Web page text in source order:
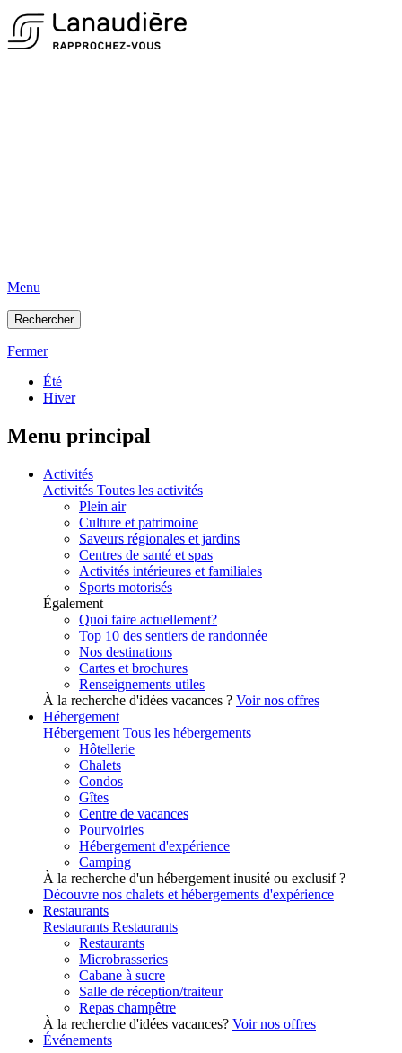
Menu
Rechercher
Fermer
Été
Hiver
Menu principal
Activités
Activités Toutes les activités
Plein air
Culture et patrimoine
Saveurs régionales et jardins
Centres de santé et spas
Activités intérieures et familiales
Sports motorisés
Également
Quoi faire actuellement?
Top 10 des sentiers de randonnée
Nos destinations
Cartes et brochures
Renseignements utiles
À la recherche d'idées vacances ? Voir nos offres
Hébergement
Hébergement Tous les hébergements
Hôtellerie
Chalets
Condos
Gîtes
Centre de vacances
Pourvoiries
Hébergement d'expérience
Camping
À la recherche d'un hébergement inusité ou exclusif ?
Découvre nos chalets et hébergements d'expérience
Restaurants
Restaurants Restaurants
Restaurants
Microbrasseries
Cabane à sucre
Salle de réception/traiteur
Repas champêtre
À la recherche d'idées vacances? Voir nos offres
Événements